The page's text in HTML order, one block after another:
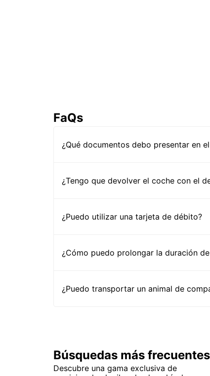
FaQs
¿Qué documentos debo presentar en
¿Tengo que devolver el coche con el
¿Puedo utilizar una tarjeta de débito?
¿Cómo puedo prolongar la duración
¿Puedo transportar un animal de
Búsquedas más frecuentes
Descubre una gama exclusiva de